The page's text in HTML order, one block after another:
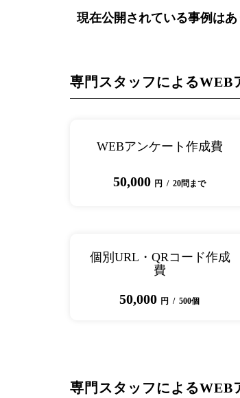
現在公開されている事例は
専門スタッフによるWEB
WEBアンケート作成費
50,000 円 / 20問まで
個別URL・QRコード作成
費
50,000 円 / 500個
専門スタッフによるWEB